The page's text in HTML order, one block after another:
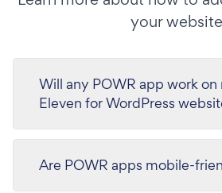
your
Will any POWR app work
Eleven for WordPress
Are POWR apps mobile-